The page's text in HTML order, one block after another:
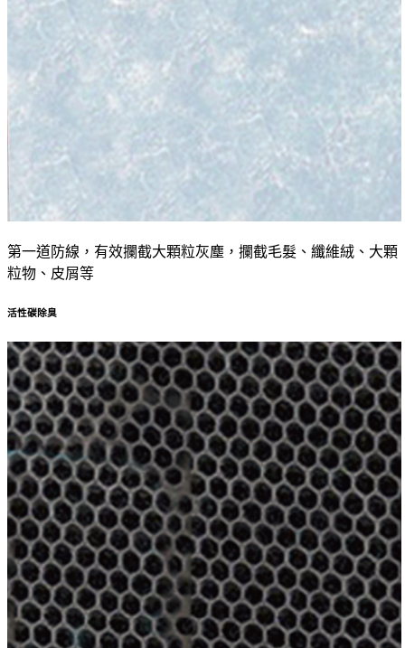
第一道防線，有效攔截大顆粒灰塵，攔截毛髮、纖維絨、大顆
粒物、皮屑等
活性碳除臭